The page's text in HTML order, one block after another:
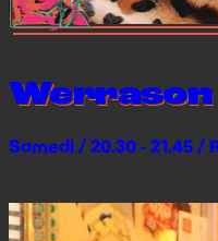
Werrason
Samedi / 20.30 - 21.45 /